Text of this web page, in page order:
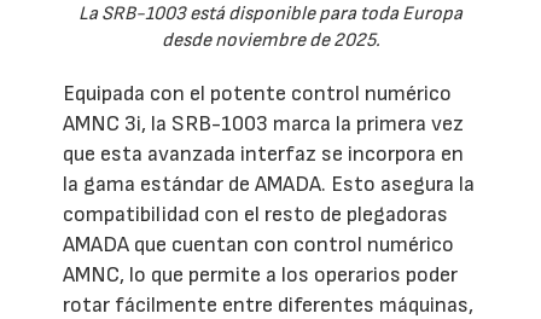
La SRB-1003 está disponible para toda Europa
desde noviembre de 2025.
Equipada con el potente control numérico
AMNC 3i, la SRB-1003 marca la primera vez
que esta avanzada interfaz se incorpora en
la gama estándar de AMADA. Esto asegura la
compatibilidad con el resto de plegadoras
AMADA que cuentan con control numérico
AMNC, lo que permite a los operarios poder
rotar fácilmente entre diferentes máquinas,